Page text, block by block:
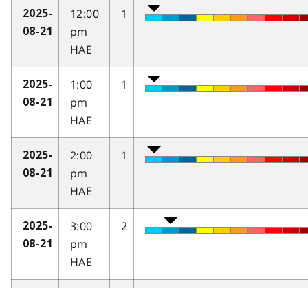
2025-
08-21
12:00
pm
HAE
1
2025-
08-21
1:00
pm
HAE
1
2025-
08-21
2:00
pm
HAE
1
2025-
08-21
3:00
pm
HAE
2